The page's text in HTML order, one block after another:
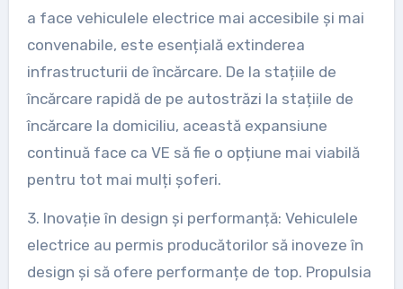
a face vehiculele electrice mai accesibile și mai
convenabile, este esențială extinderea
infrastructurii de încărcare. De la stațiile de
încărcare rapidă de pe autostrăzi la stațiile de
încărcare la domiciliu, această expansiune
continuă face ca VE să fie o opțiune mai viabilă
pentru tot mai mulți șoferi.
3. Inovație în design și performanță: Vehiculele
electrice au permis producătorilor să inoveze în
design și să ofere performanțe de top. Propulsia